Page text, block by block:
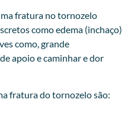
fratura no tornozelo
como edema (inchaço)
como, grande
apoio e caminhar e dor
fratura do tornozelo são: